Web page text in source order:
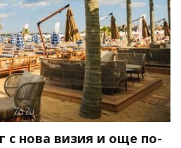
с нова визия и още по-